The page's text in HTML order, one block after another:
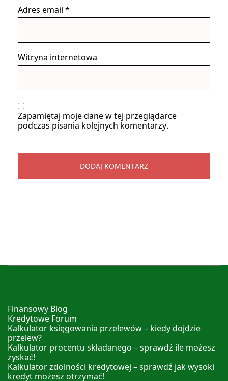
Adres email *
Witryna internetowa
Zapamiętaj moje dane w tej przeglądarce
podczas pisania kolejnych komentarzy.
Finansowy Blog
Kredytowe Forum
Kalkulator księgowania przelewów – kiedy dojdzie
przelew?
Kalkulator procentu składanego – sprawdź ile możesz
zyskać!
Kalkulator zdolności kredytowej – sprawdź jak wysoki
kredyt możesz otrzymać!